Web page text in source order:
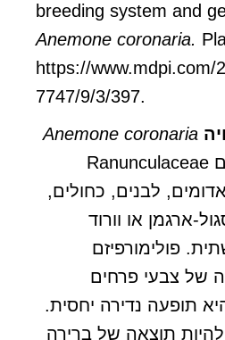
breeding system and
Anemone coronaria.
https://www.mdpi.com/
7747/9/3/397.
Anemone coronaria
ממשפחת הנוריתיים Ranunculaceae
לבנים, כחולים,
ארגמן או וורוד
פולימורפיזם
של צבעי פרחים
תופעה נדירה יחסית.
להיות תוצאה של ברירה